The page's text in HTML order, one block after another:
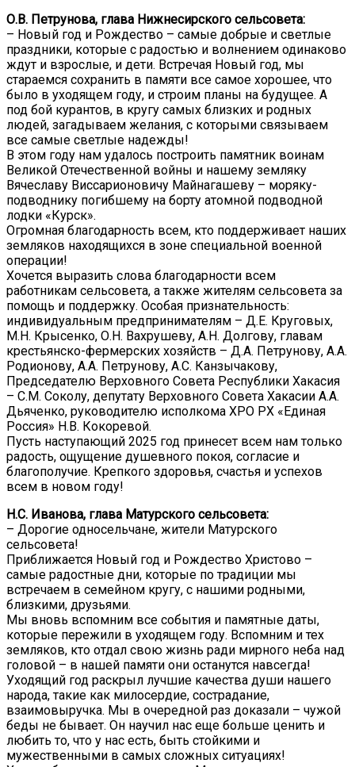
О.В. Петрунова, глава Нижнесирского сельсовета:
– Новый год и Рождество – самые добрые и светлые
праздники, которые с радостью и волнением одинаково
ждут и взрослые, и дети. Встречая Новый год, мы
стараемся сохранить в памяти все самое хорошее, что
было в уходящем году, и строим планы на будущее. А
под бой курантов, в кругу самых близких и родных
людей, загадываем желания, с которыми связываем
все самые светлые надежды!
В этом году нам удалось построить памятник воинам
Великой Отечественной войны и нашему земляку
Вячеславу Виссарионовичу Майнагашеву – моряку-
подводнику погибшему на борту атомной подводной
лодки «Курск».
Огромная благодарность всем, кто поддерживает наших
земляков находящихся в зоне специальной военной
операции!
Хочется выразить слова благодарности всем
работникам сельсовета, а также жителям сельсовета за
помощь и поддержку. Особая признательность:
индивидуальным предпринимателям – Д.Е. Круговых,
М.Н. Крысенко, О.Н. Вахрушеву, А.Н. Долгову, главам
крестьянско-фермерских хозяйств – Д.А. Петрунову, А.А.
Родионову, А.А. Петрунову, А.С. Канзычакову,
Председателю Верховного Совета Республики Хакасия
– С.М. Соколу, депутату Верховного Совета Хакасии А.А.
Дьяченко, руководителю исполкома ХРО РХ «Единая
Россия» Н.В. Кокоревой.
Пусть наступающий 2025 год принесет всем нам только
радость, ощущение душевного покоя, согласие и
благополучие. Крепкого здоровья, счастья и успехов
всем в новом году!
Н.С. Иванова, глава Матурского сельсовета:
– Дорогие односельчане, жители Матурского
сельсовета!
Приближается Новый год и Рождество Христово –
самые радостные дни, которые по традиции мы
встречаем в семейном кругу, с нашими родными,
близкими, друзьями.
Мы вновь вспомним все события и памятные даты,
которые пережили в уходящем году. Вспомним и тех
земляков, кто отдал свою жизнь ради мирного неба над
головой – в нашей памяти они останутся навсегда!
Уходящий год раскрыл лучшие качества души нашего
народа, такие как милосердие, сострадание,
взаимовыручка. Мы в очередной раз доказали – чужой
беды не бывает. Он научил нас еще больше ценить и
любить то, что у нас есть, быть стойкими и
мужественными в самых сложных ситуациях!